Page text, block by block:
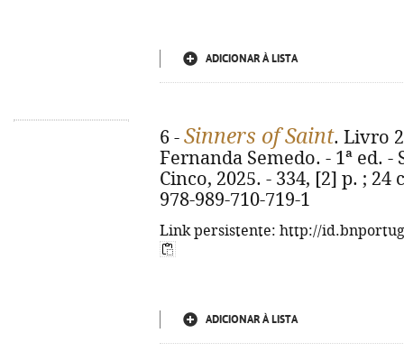
ADICIONAR À LISTA
6 - Sinners of Saint. Livro
Fernanda Semedo. - 1ª ed. -
Cinco, 2025. - 334, [2] p. ;
978-989-710-719-1
Link persistente: http://
ADICIONAR À LISTA